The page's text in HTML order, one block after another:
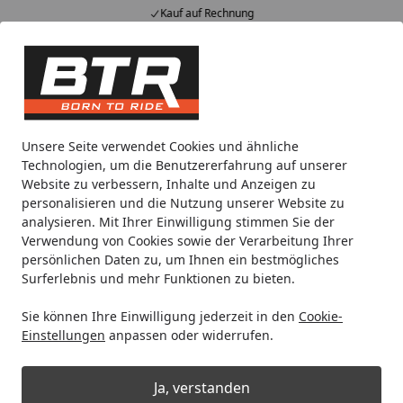
Unsere Seite verwendet Cookies und ähnliche
Technologien, um die Benutzererfahrung auf unserer
Website zu verbessern, Inhalte und Anzeigen zu
personalisieren und die Nutzung unserer Website zu
analysieren. Mit Ihrer Einwilligung stimmen Sie der
Verwendung von Cookies sowie der Verarbeitung Ihrer
persönlichen Daten zu, um Ihnen ein bestmögliches
Surferlebnis und mehr Funktionen zu bieten.
Sie können Ihre Einwilligung jederzeit in den Cookie-
Einstellungen anpassen oder widerrufen.
Ja, verstanden
Kauf auf Rechnung
Alle Produkte
Mein Konto
Suchen
Startseite
Einhell Germany AG Werkzeuge Elektrowerkzeuge
Einhell Elektro-Schlagschrauber
Ihre Artikelübersicht
Kategorien
Filter / Sortierung
1 Artikel gefunden